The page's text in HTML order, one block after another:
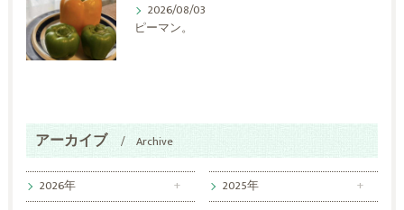
2026/08/03
ピーマン。
アーカイブ Archive
2026年
2025年